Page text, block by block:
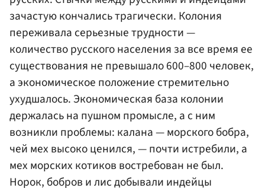
зачастую кончались трагически. Колония
переживала серьезные трудности —
количество русского населения за все время ее
существования не превышало 600–800 человек,
а экономическое положение стремительно
ухудшалось. Экономическая база колонии
держалась на пушном промысле, а с ним
возникли проблемы: калана — морского бобра,
чей мех высоко ценился, — почти истребили, а
мех морских котиков востребован не был.
Норок, бобров и лис добывали индейцы